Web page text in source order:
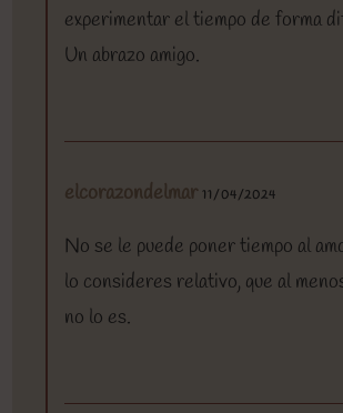
experimentar el tiempo de forma
Un abrazo amigo.
elcorazondelmar 11/04/2024
No se le puede poner tiempo al
lo consideres relativo, que al
no lo es.